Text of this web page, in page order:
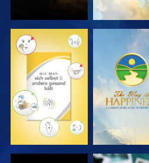
ANSEHEN ANSEHEN